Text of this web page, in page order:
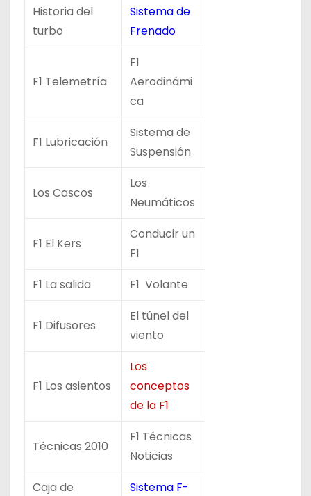
Historia del
turbo
Sistema de
Frenado
F1 Telemetría
F1
Aerodinámi
ca
F1 Lubricación
Sistema de
Suspensión
Los Cascos
Los
Neumáticos
F1 El Kers
Conducir un
F1
F1 La salida
F1 Volante
F1 Difusores
El túnel del
viento
F1 Los asientos
Los
conceptos
de la F1
Técnicas 2010
F1 Técnicas
Noticias
Caja de
Sistema F-